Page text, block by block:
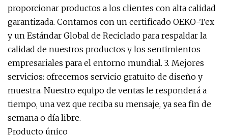
proporcionar productos a los clientes con alta calidad
garantizada. Contamos con un certificado OEKO-Tex
y un Estándar Global de Reciclado para respaldar la
calidad de nuestros productos y los sentimientos
empresariales para el entorno mundial. 3. Mejores
servicios: ofrecemos servicio gratuito de diseño y
muestra. Nuestro equipo de ventas le responderá a
tiempo, una vez que reciba su mensaje, ya sea fin de
semana o día libre.
Producto único